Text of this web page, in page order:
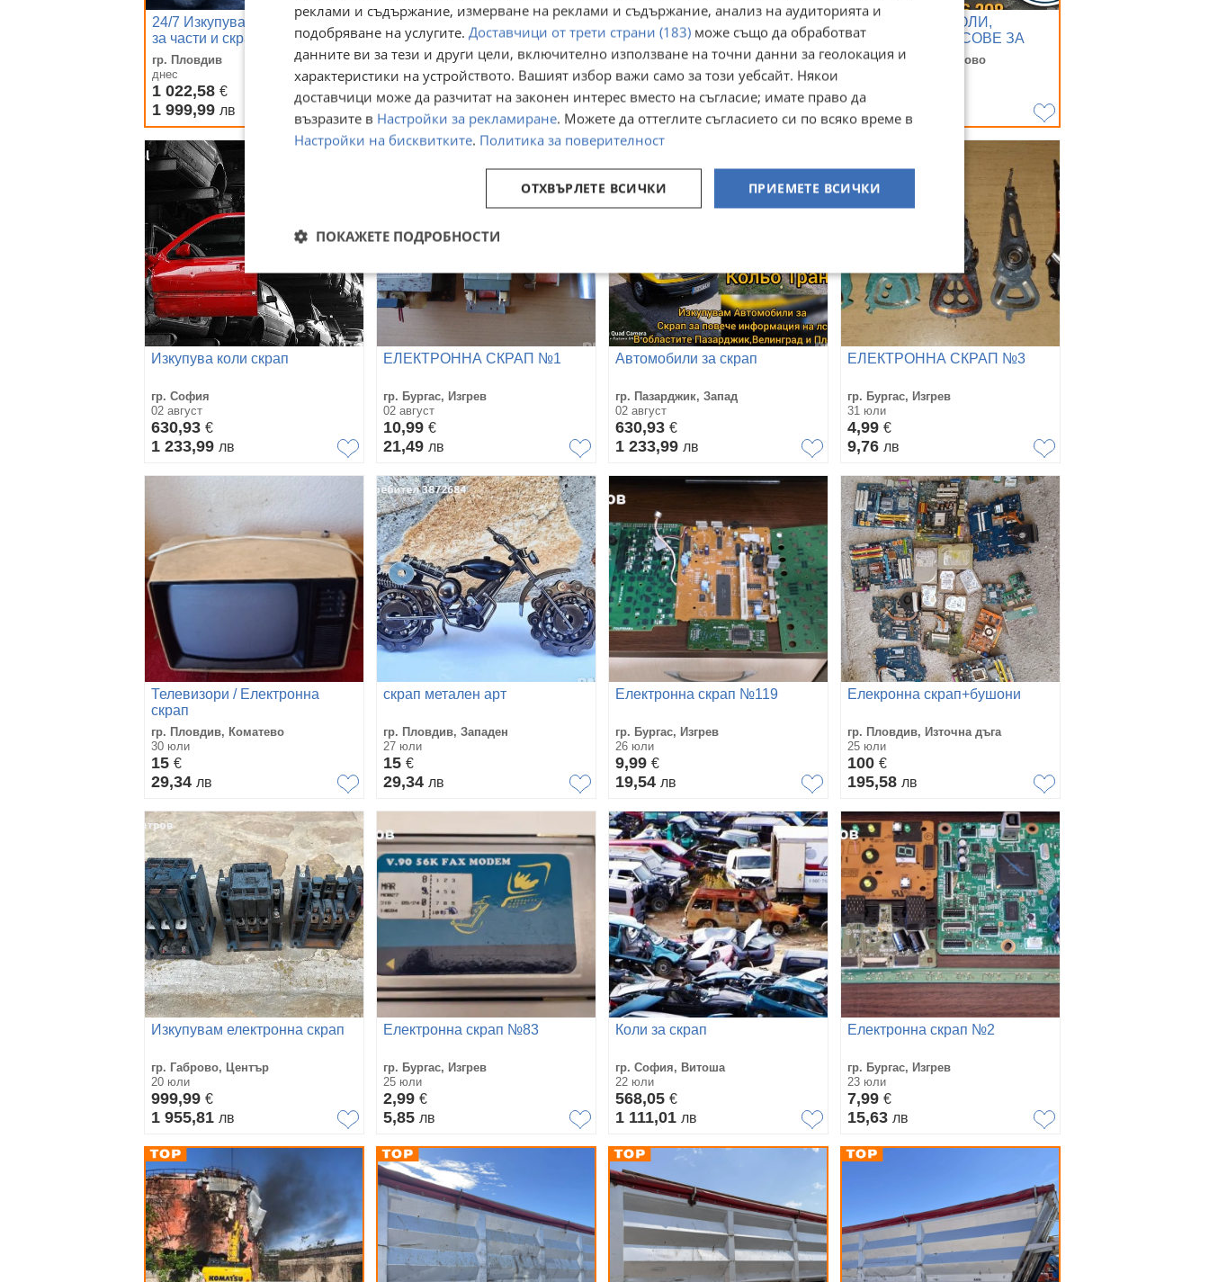
24/7 Изкупуваме автомобили
за части и скрап
гр. Пловдив
днес
1 022,58 €
1 999,99 лв
24/7 Изкупуваме автомобили
за части и скрап
гр. Пазарджик
днес
1 000 €
1 955,83
Изкупуване на коли за скрап в
София и региона
гр. София, Левски Г
вчера
333€
​ИЗКУПУВАМЕ КОЛИ,
ДЖИПОВЕ И БУСОВЕ ЗА
СКРАП И В ДВИЖЕНИЕ
гр. Пловдив, Филипово
Договаряне
Изкупува коли скрап
гр. София
02 август
630,93 €
1 233,99 лв
ЕЛЕКТРОННА СКРАП №1
гр. Бургас, Изгрев
02 август
10,99 €
21,49 лв
Автомобили за скрап
гр. Пазарджик, Запад
02 август
630,93 €
1 233,99 лв
ЕЛЕКТРОННА СКРАП №3
гр. Бургас, Изгрев
31 юли
4,99 €
9,76 лв
Телевизори / Електронна
скрап
гр. Пловдив, Коматево
30 юли
15 €
29,34 лв
скрап метален арт
гр. Пловдив, Западен
27 юли
15 €
29,34 лв
Електронна скрап №119
гр. Бургас, Изгрев
26 юли
9,99 €
19,54 лв
Елекронна скрап+бушони
гр. Пловдив, Източна дъга
25 юли
100 €
195,58 лв
Изкупувам електронна скрап
гр. Габрово, Център
20 юли
999,99 €
1 955,81 лв
Електронна скрап №83
гр. Бургас, Изгрев
25 юли
2,99 €
5,85 лв
Коли за скрап
гр. София, Витоша
22 юли
568,05 €
1 111,01 лв
Електронна скрап №2
гр. Бургас, Изгрев
23 юли
7,99 €
15,63 лв
реклами и съдържание, измерване на реклами и съдържание, анализ на аудиторията и
подобряване на услугите. Доставчици от трети страни (183) може също да обработват
данните ви за тези и други цели, включително използване на точни данни за геолокация и
характеристики на устройството. Вашият избор важи само за този уебсайт. Някои
доставчици може да разчитат на законен интерес вместо на съгласие; имате право да
възразите в Настройки за рекламиране. Можете да оттеглите съгласието си по всяко време в
Настройки на бисквитките. Политика за поверителност
ПРИЕМЕТЕ ВСИЧКИ
ОТХВЪРЛЕТЕ ВСИЧКИ
ПОКАЖЕТЕ ПОДРОБНОСТИ